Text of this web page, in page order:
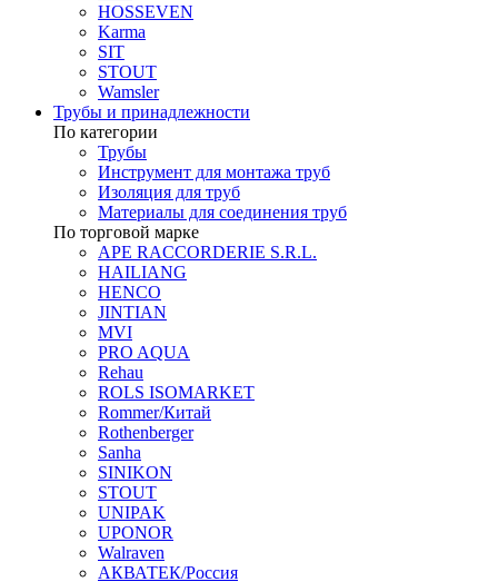
HOSSEVEN
Karma
SIT
STOUT
Wamsler
Трубы и принадлежности
По категории
Трубы
Инструмент для монтажа труб
Изоляция для труб
Материалы для соединения труб
По торговой марке
APE RACCORDERIE S.R.L.
HAILIANG
HENCO
JINTIAN
MVI
PRO AQUA
Rehau
ROLS ISOMARKET
Rommer/Китай
Rothenberger
Sanha
SINIKON
STOUT
UNIPAK
UPONOR
Walraven
АКВАТЕК/Россия